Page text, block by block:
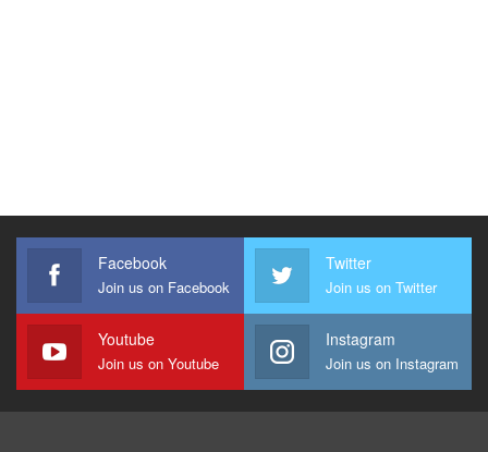
Facebook
Join us on Facebook
Twitter
Join us on Twitter
Youtube
Join us on Youtube
Instagram
Join us on Instagram